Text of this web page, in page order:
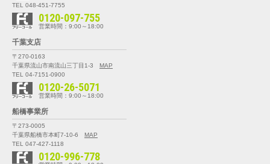
TEL 048-451-7755
0120-097-755
営業時間：9:00～18:00
千葉支店
〒270-0163
千葉県流山市南流山三丁目1-3
MAP
TEL 04-7151-0900
0120-26-5071
営業時間：9:00～18:00
船橋事業所
〒273-0005
千葉県船橋市本町7-10-6
MAP
TEL 047-427-1118
0120-996-778